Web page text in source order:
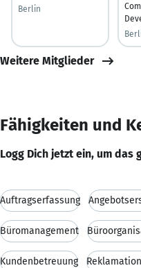
Berlin
Weitere Mitglieder
Fähigkeiten und
Logg Dich jetzt ein, um das
Auftragserfassung
Büromanagement
Kundenbetreuung